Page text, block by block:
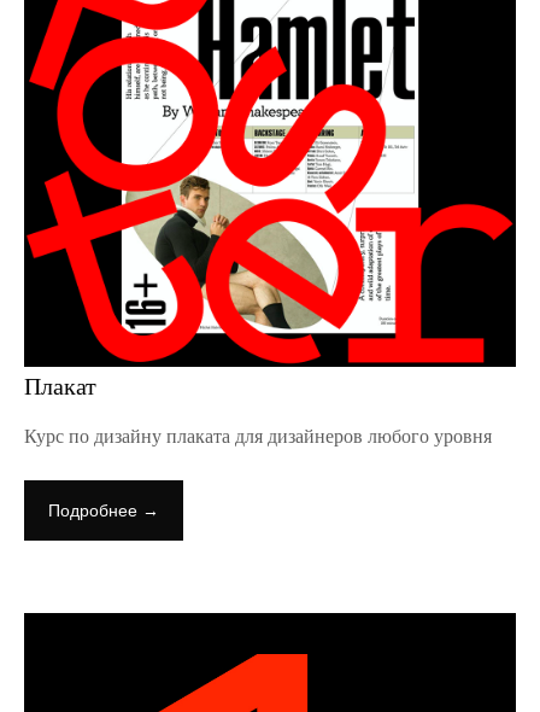
Плакат
Курс по дизайну плаката для дизайнеров любого уровня
Подробнее →